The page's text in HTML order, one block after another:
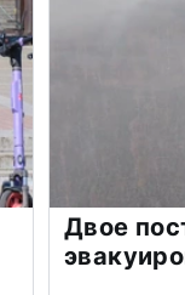
Двое